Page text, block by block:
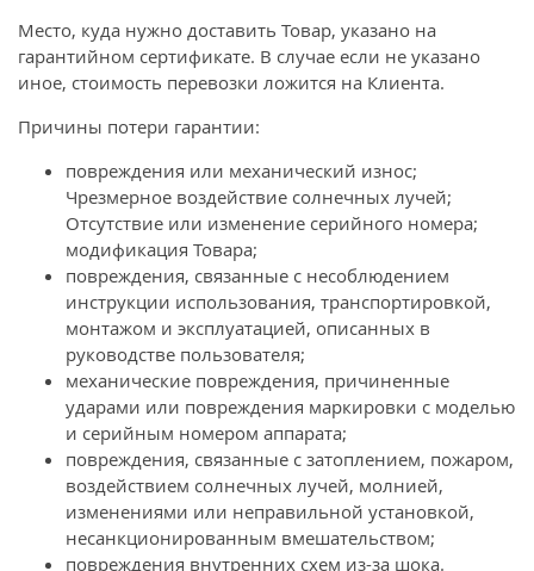
Место, куда нужно доставить Товар, указано на
гарантийном сертификате. В случае если не указано
иное, стоимость перевозки ложится на Клиента.
Причины потери гарантии:
повреждения или механический износ;
Чрезмерное воздействие солнечных лучей;
Отсутствие или изменение серийного номера;
модификация Товара;
повреждения, связанные с несоблюдением
инструкции использования, транспортировкой,
монтажом и эксплуатацией, описанных в
руководстве пользователя;
механические повреждения, причиненные
ударами или повреждения маркировки с моделью
и серийным номером аппарата;
повреждения, связанные с затоплением, пожаром,
воздействием солнечных лучей, молнией,
изменениями или неправильной установкой,
несанкционированным вмешательством;
повреждения внутренних схем из-за шока.